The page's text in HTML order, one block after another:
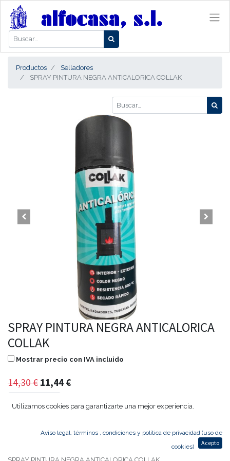
Productos
Selladores
SPRAY PINTURA NEGRA ANTICALORICA COLLAK
SPRAY PINTURA NEGRA ANTICALORICA
COLLAK
Mostrar precio con IVA incluido
14,30€ 11,44 €
SPRAY PINTURA NEGRA ANTICALORICA COLLAK
Utilizamos cookies para garantizarte una mejor experiencia.
Aviso legal, términos , condiciones y política de privacidad (uso de
cookies)
Acepto